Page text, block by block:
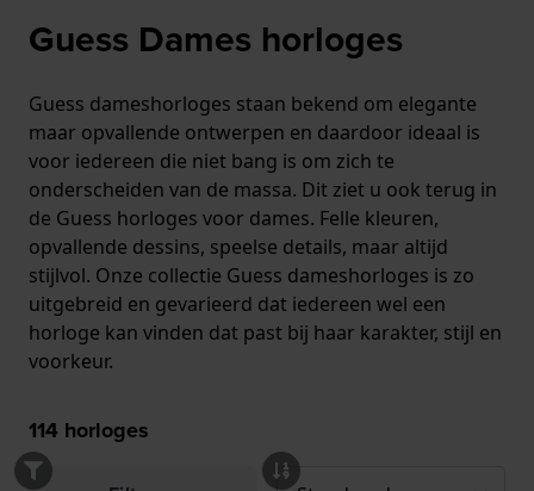
Guess Dames horloges
Guess dameshorloges staan bekend om elegante
maar opvallende ontwerpen en daardoor ideaal is
voor iedereen die niet bang is om zich te
onderscheiden van de massa. Dit ziet u ook terug in
de Guess horloges voor dames. Felle kleuren,
opvallende dessins, speelse details, maar altijd
stijlvol. Onze collectie Guess dameshorloges is zo
uitgebreid en gevarieerd dat iedereen wel een
horloge kan vinden dat past bij haar karakter, stijl en
voorkeur.
114 horloges